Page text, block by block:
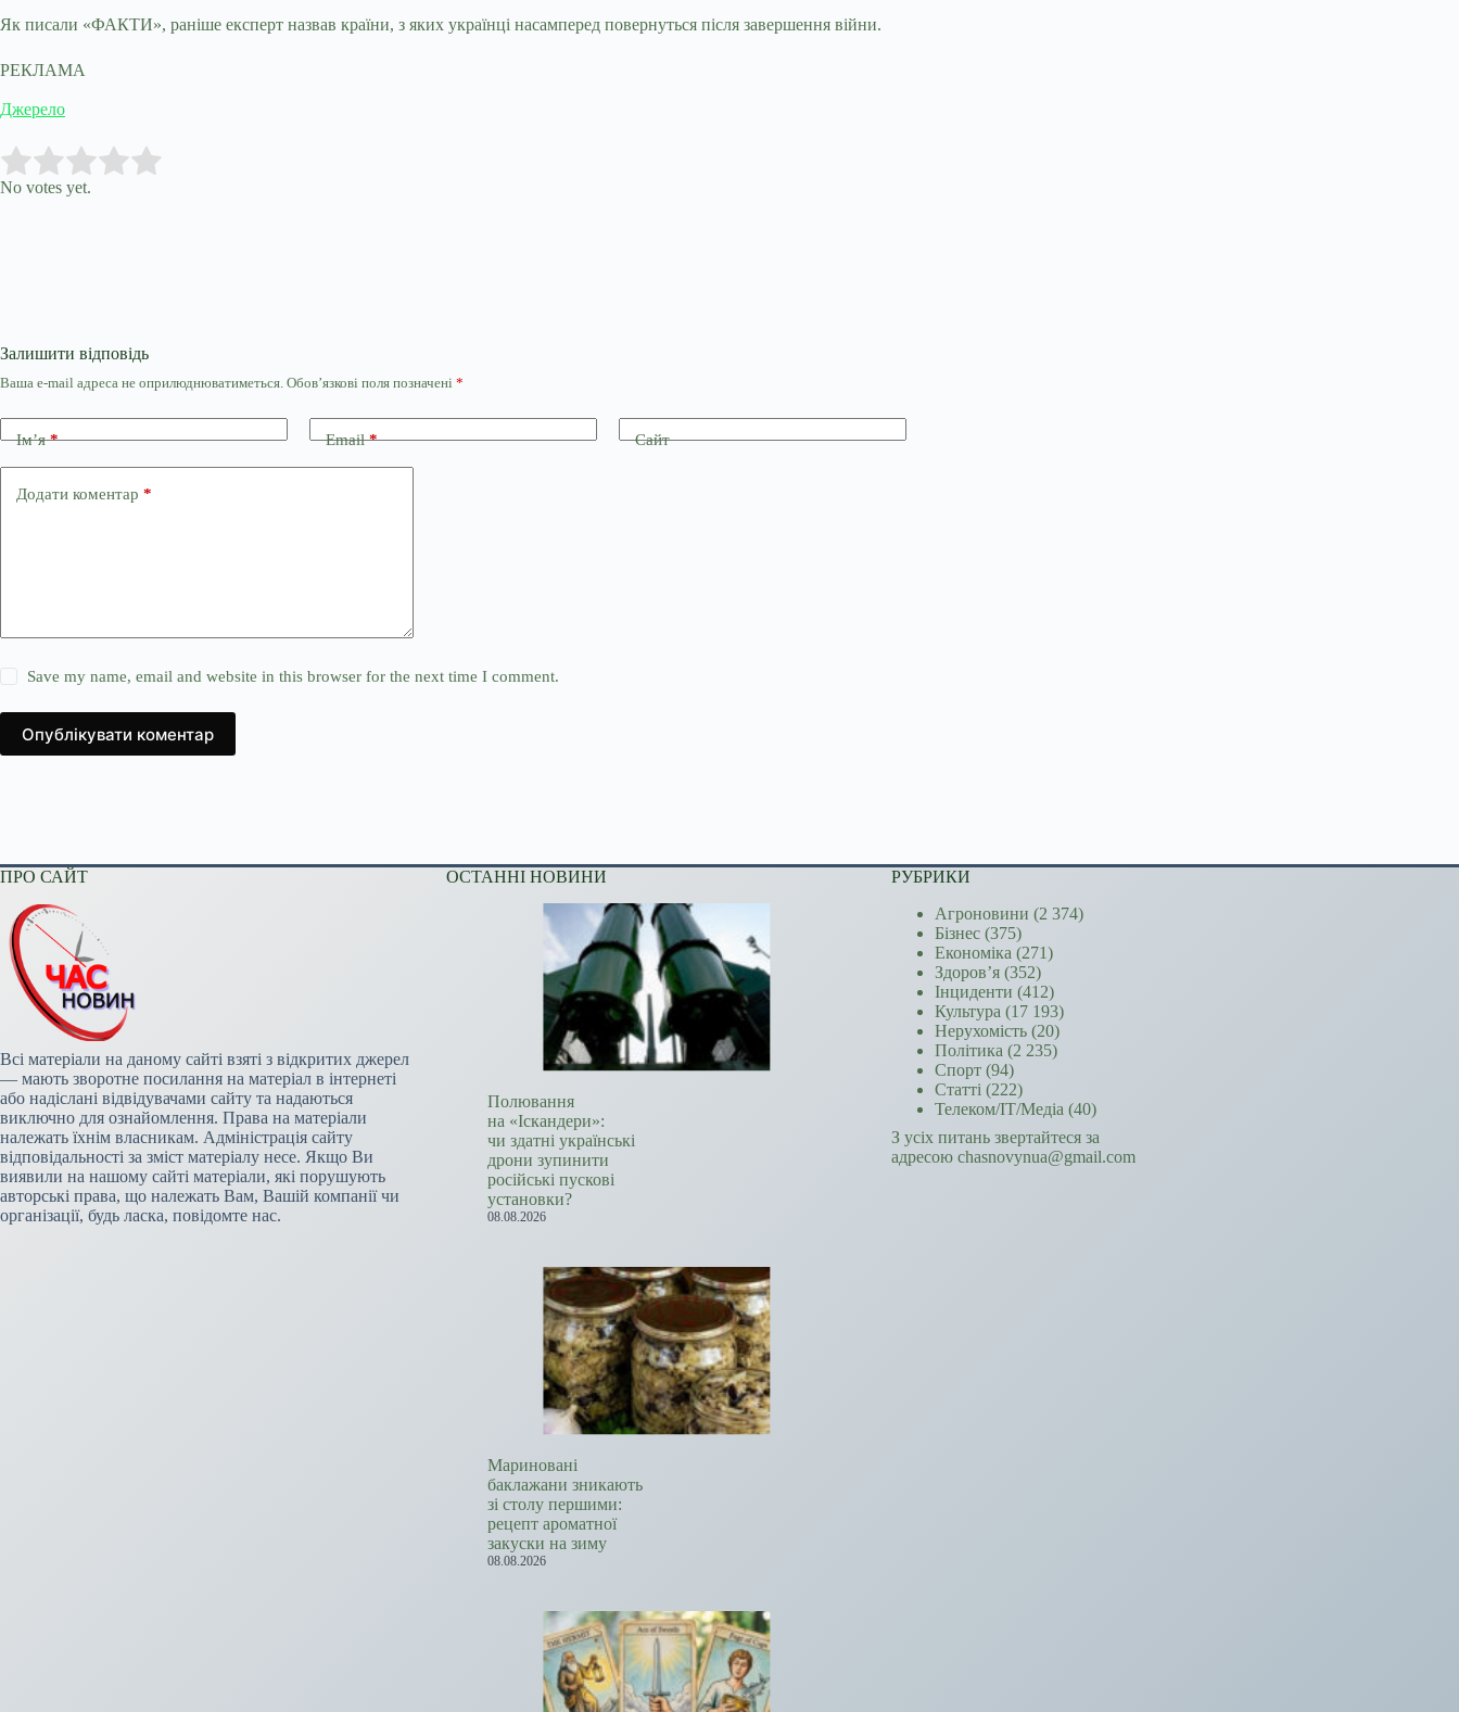
Як писали «ФАКТИ», раніше експерт назвав країни, з яких українці насамперед повернуться після завершення війни.
РЕКЛАМА
Джерело
Rate this item:
No votes yet.
Залишити відповідь
Ваша e-mail адреса не оприлюднюватиметься. Обов’язкові поля позначені *
Ім’я* Email* Сайт
Додати коментар *
Save my name, email and website in this browser for the next time I comment.
Опублікувати коментар
ПРО САЙТ
Всі матеріали на даному сайті взяті з відкритих джерел
— мають зворотне посилання на матеріал в інтернеті
або надіслані відвідувачами сайту та надаються
виключно для ознайомлення. Права на матеріали
належать їхнім власникам. Адміністрація сайту
відповідальності за зміст матеріалу несе. Якщо Ви
виявили на нашому сайті матеріали, які порушують
авторські права, що належать Вам, Вашій компанії чи
організації, будь ласка, повідомте нас.
ОСТАННІ НОВИНИ
Полювання
на «Іскандери»:
чи здатні українські
дрони зупинити
російські пускові
установки?
08.08.2026
Мариновані
баклажани зникають
зі столу першими:
рецепт ароматної
закуски на зиму
08.08.2026
РУБРИКИ
Агроновини (2 374)
Бізнес (375)
Економіка (271)
Здоров’я (352)
Інциденти (412)
Культура (17 193)
Нерухомість (20)
Політика (2 235)
Спорт (94)
Статті (222)
Телеком/ІТ/Медіа (40)
З усіх питань звертайтеся за
адресою chasnovynua@gmail.com